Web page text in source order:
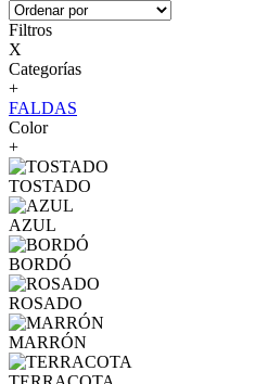
Filtros
X
Categorías
+
FALDAS
Color
+
TOSTADO
AZUL
BORDÓ
ROSADO
MARRÓN